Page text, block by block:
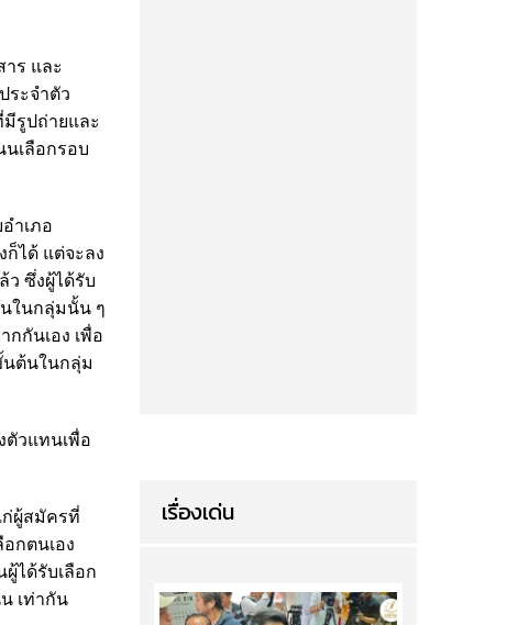
ร และ
ระจำตัว
รูปถ่ายและ
เลือกรอบ
ำเภอ
ได้ แต่จะลง
ซึ่งผู้ได้รับ
ในกลุ่มนั้น ๆ
กันเอง เพื่อ
นต้นในกลุ่ม
ตัวแทนเพื่อ
ก่ผู้สมัครที่
กตนเอง
ได้รับเลือก
เท่ากัน
เรื่องเด่น